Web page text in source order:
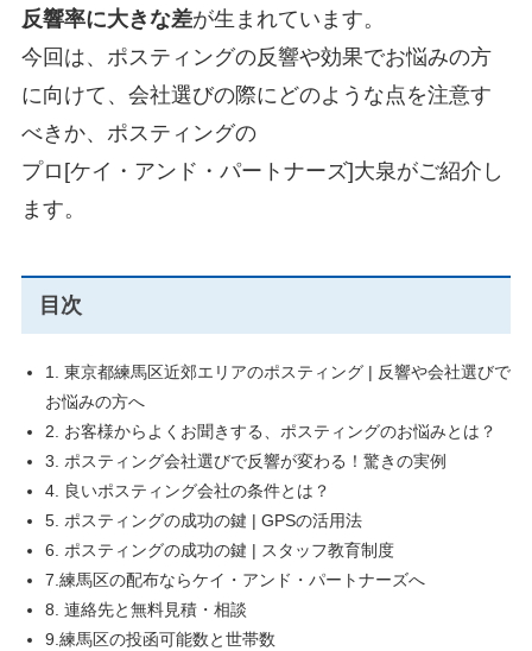
反響率に大きな差が生まれています。
今回は、ポスティングの反響や効果でお悩みの方
に向けて、会社選びの際にどのような点を注意す
べきか、ポスティングの
プロ[ケイ・アンド・パートナーズ]大泉がご紹介し
ます。
目次
1. 東京都練馬区近郊エリアのポスティング | 反響や会社選びで
お悩みの方へ
2. お客様からよくお聞きする、ポスティングのお悩みとは？
3. ポスティング会社選びで反響が変わる！驚きの実例
4. 良いポスティング会社の条件とは？
5. ポスティングの成功の鍵 | GPSの活用法
6. ポスティングの成功の鍵 | スタッフ教育制度
7.練馬区の配布ならケイ・アンド・パートナーズへ
8. 連絡先と無料見積・相談
9.練馬区の投函可能数と世帯数